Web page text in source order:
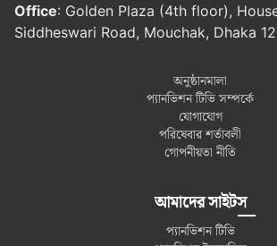
Office: Golden Plaza (4th floor),
Siddheswari Road, Mouchak, Dhaka
অনুষ্ঠানমালা
প্যানভিশন টিভি সম্পর্কে
যোগাযোগ
পরিষেবার শর্তাবলী
গোপনীয়তা নীতি
আমাদের সাইটস
প্যানভিশন টিভি